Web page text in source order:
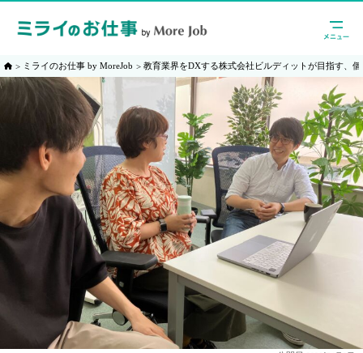
ミライのお仕事 by MoreJob 教育業界をDXする株式会社ビルディットが目指す、